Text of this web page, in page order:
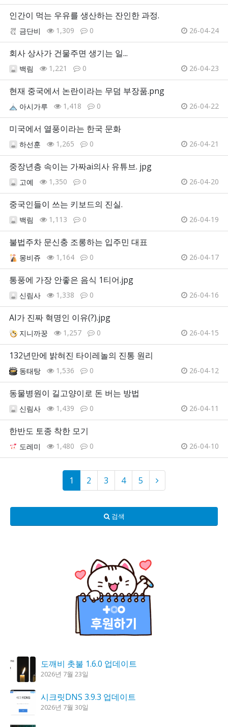
인간이 먹는 우유를 생산하는 잔인한 과정.
금단비 1,309 0 26-04-24
회사 상사가 건물주면 생기는 일...
백림 1,221 0 26-04-23
현재 중국에서 논란이라는 무덤 부장품.png
아시가루 1,418 0 26-04-22
미국에서 열풍이라는 한국 문화
하선훈 1,265 0 26-04-21
중장년층 속이는 가짜ai의사 유튜브. jpg
고예 1,350 0 26-04-20
중국인들이 쓰는 키보드의 진실.
백림 1,113 0 26-04-19
불법주차 문신충 조롱하는 입주민 대표
몽비쥬 1,164 0 26-04-17
통풍에 가장 안좋은 음식 1티어.jpg
신림사 1,338 0 26-04-16
AI가 진짜 혁명인 이유(?).jpg
지니까꿍 1,257 0 26-04-15
132년만에 밝혀진 타이레놀의 진통 원리
동태탕 1,536 0 26-04-12
동물병원이 길고양이로 돈 버는 방법
신림사 1,439 0 26-04-11
한반도 토종 착한 모기
도레미 1,480 0 26-04-10
1 2 3 4 5
검색
도깨비 촛불 1.6.0 업데이트
2026년 7월 23일
시크릿DNS 3.9.3 업데이트
2026년 7월 30일